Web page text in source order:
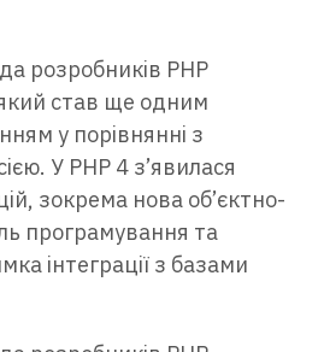
розробників PHP
став ще одним
у порівнянні з
У PHP 4 з’явилася
зокрема нова об’єктно-
програмування та
інтеграції з базами